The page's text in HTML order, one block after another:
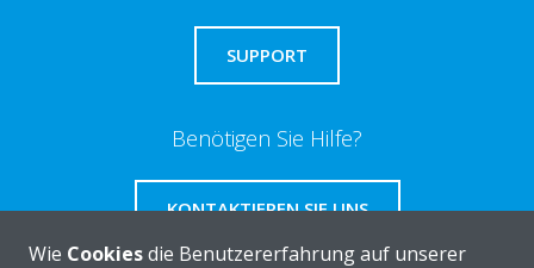
SUPPORT
Benötigen Sie Hilfe?
KONTAKTIEREN SIE UNS
Wie Cookiesdie Benutzererfahrung auf unserer